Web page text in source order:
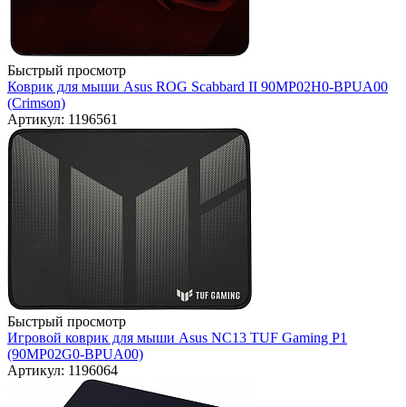
Быстрый просмотр
Коврик для мыши Asus ROG Scabbard II 90MP02H0-BPUA00
(Crimson)
Артикул: 1196561
Быстрый просмотр
Игровой коврик для мыши Asus NC13 TUF Gaming P1
(90MP02G0-BPUA00)
Артикул: 1196064